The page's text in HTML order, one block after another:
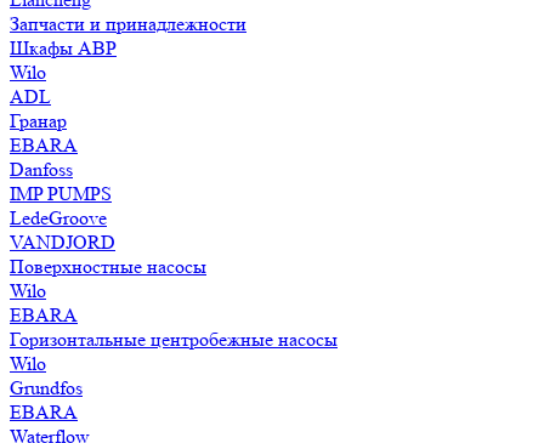
Запчасти и принадлежности
Шкафы АВР
Wilo
ADL
Гранар
EBARA
Danfoss
IMP PUMPS
LedeGroove
VANDJORD
Поверхностные насосы
Wilo
EBARA
Горизонтальные центробежные насосы
Wilo
Grundfos
EBARA
Waterflow